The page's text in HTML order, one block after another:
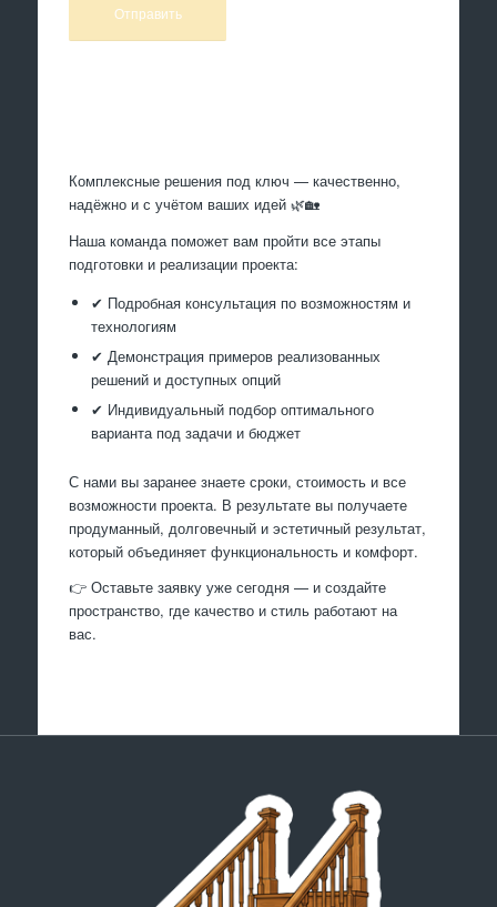
Комплексные решения под ключ — качественно,
надёжно и с учётом ваших идей 🌿🏡
Наша команда поможет вам пройти все этапы
подготовки и реализации проекта:
✔ Подробная консультация по возможностям и
технологиям
✔ Демонстрация примеров реализованных
решений и доступных опций
✔ Индивидуальный подбор оптимального
варианта под задачи и бюджет
С нами вы заранее знаете сроки, стоимость и все
возможности проекта. В результате вы получаете
продуманный, долговечный и эстетичный результат,
который объединяет функциональность и комфорт.
👉 Оставьте заявку уже сегодня — и создайте
пространство, где качество и стиль работают на
вас.